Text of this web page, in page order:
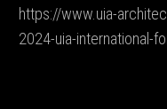
https://www.uia-
2024-uia-international-